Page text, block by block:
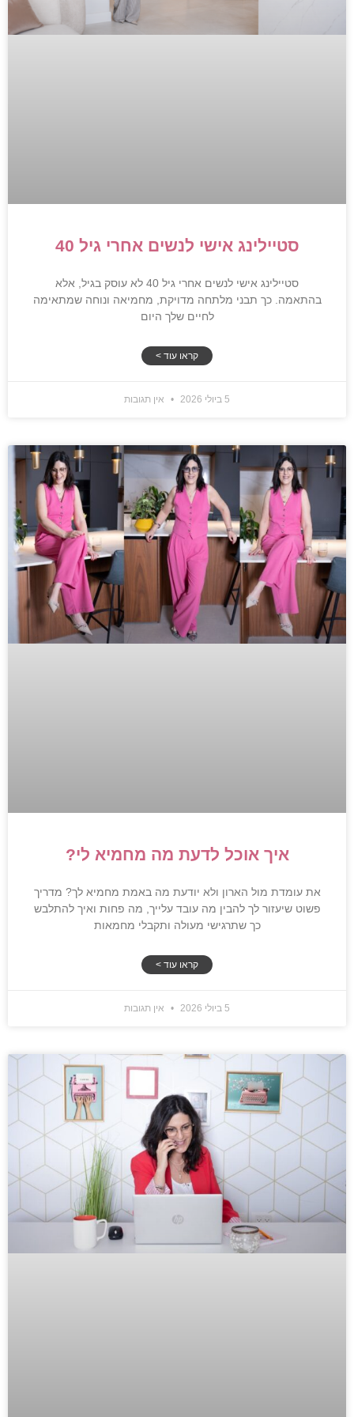
סטיילינג אישי לנשים אחרי גיל 40
סטיילינג אישי לנשים אחרי גיל 40 לא עוסק בגיל, אלא
בהתאמה. כך תבני מלתחה מדויקת, מחמיאה ונוחה שמתאימה
לחיים שלך היום
קראו עוד >
5 ביולי 2026 אין תגובות
איך אוכל לדעת מה מחמיא לי?
את עומדת מול הארון ולא יודעת מה באמת מחמיא לך? מדריך
פשוט שיעזור לך להבין מה עובד עלייך, מה פחות ואיך להתלבש
כך שתרגישי מעולה ותקבלי מחמאות
קראו עוד >
5 ביולי 2026 אין תגובות